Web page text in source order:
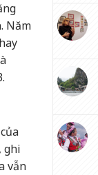
Năm
ghi
vẫn